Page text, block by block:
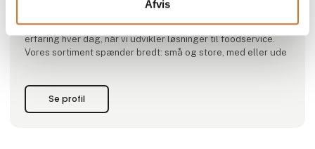
Afvis
én råvare til bunds: kartofler. Vi følger årets rytme – fra
klargøring af marker til lægning og høst – og vi bruger den
erfaring hver dag, når vi udvikler løsninger til foodservice.
Vores sortiment spænder bredt: små og store, med eller ude
Se profil